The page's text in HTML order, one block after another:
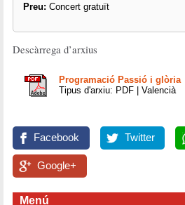
Preu: Concert gratuït
Descàrrega d’arxius
Programació Passió i glòria
Tipus d'arxiu: PDF | Valencià
Facebook Twitter
Google+
Menú